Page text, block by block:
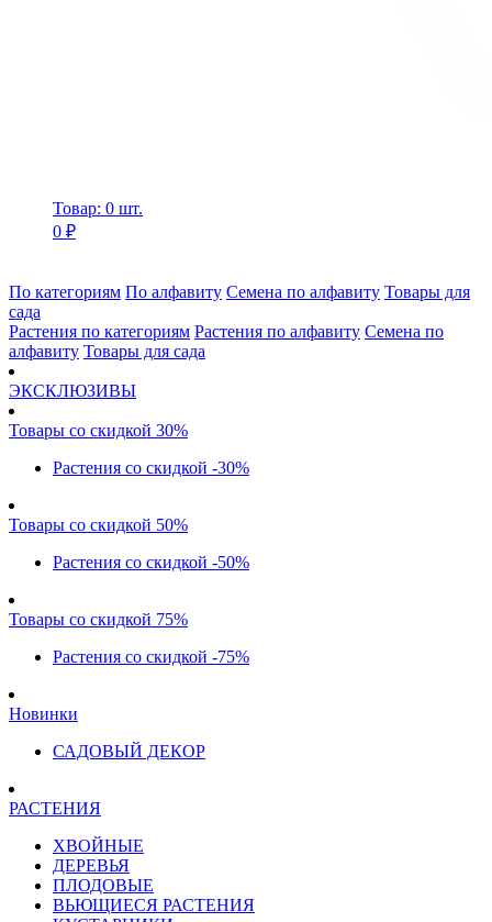
Товар: 0 шт.
0 ₽
По категориям По алфавиту Семена по алфавиту Товары для
сада
Растения по категориям Растения по алфавиту Семена по
алфавиту Товары для сада
ЭКСКЛЮЗИВЫ
Товары со скидкой 30%
Растения со скидкой -30%
Товары со скидкой 50%
Растения со скидкой -50%
Товары со скидкой 75%
Растения со скидкой -75%
Новинки
САДОВЫЙ ДЕКОР
РАСТЕНИЯ
ХВОЙНЫЕ
ДЕРЕВЬЯ
ПЛОДОВЫЕ
ВЬЮЩИЕСЯ РАСТЕНИЯ